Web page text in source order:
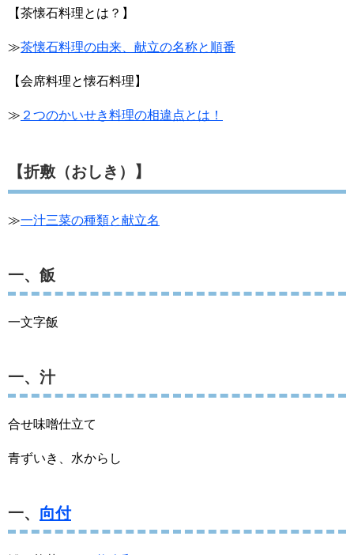
【茶懐石料理とは？】
≫茶懐石料理の由来、献立の名称と順番
【会席料理と懐石料理】
≫ ２つのかいせき料理の相違点とは！
【折敷（おしき）】
≫一汁三菜の種類と献立名
一、飯
一文字飯
一、汁
合せ味噌仕立て
青ずいき、水からし
一、 向付